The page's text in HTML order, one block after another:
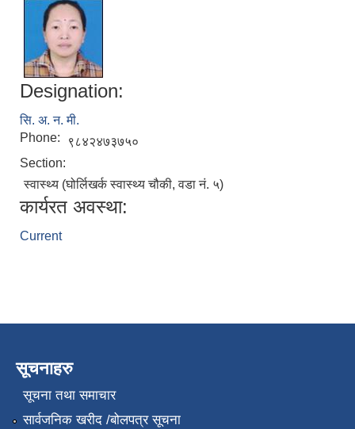
Designation:
सि. अ. न. मी.
Phone:
९८४२४७३७५०
Section:
स्वास्थ्य (घोर्लिखर्क स्वास्थ्य चौकी, वडा नं. ५)
कार्यरत अवस्था:
Current
सूचनाहरु
सूचना तथा समाचार
सार्वजनिक खरीद /बोलपत्र सूचना